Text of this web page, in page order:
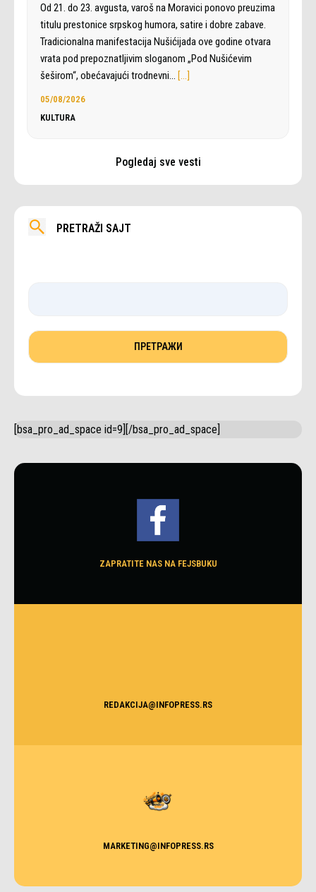
Od 21. do 23. avgusta, varoš na Moravici ponovo preuzima
titulu prestonice srpskog humora, satire i dobre zabave.
Tradicionalna manifestacija Nušićijada ove godine otvara
vrata pod prepoznatljivim sloganom „Pod Nušićevim
šeširom“, obećavajući trodnevni… […]
05/08/2026
KULTURA
Pogledaj sve vesti
PRETRAŽI SAJT
[bsa_pro_ad_space id=9][/bsa_pro_ad_space]
ZAPRATITE NAS NA FEJSBUKU
REDAKCIJA@INFOPRESS.RS
MARKETING@INFOPRESS.RS